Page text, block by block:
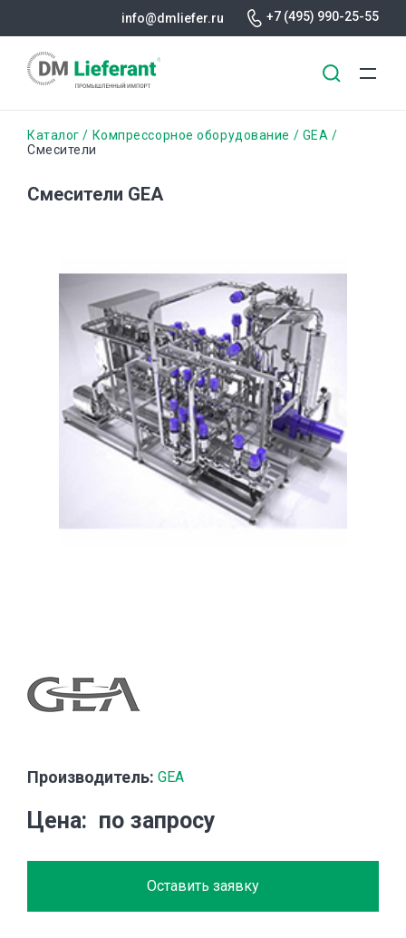
содержанию
info@dmliefer.ru +7 (495) 990-25-55
Строка
Каталог Компрессорное оборудование
GEA
Смесители
Смесители GEA
Производитель: GEA
Цена по запросу
Оставить заявку